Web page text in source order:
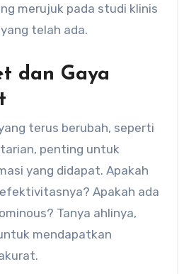
merujuk pada studi klinis
telah ada.
dan Gaya
terus berubah, seperti
penting untuk
yang didapat. Apakah
Apakah ada
Tanya ahlinya,
mendapatkan